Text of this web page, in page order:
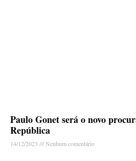
Paulo Gonet será o novo
República
14/12/2023 Nenhum comentário